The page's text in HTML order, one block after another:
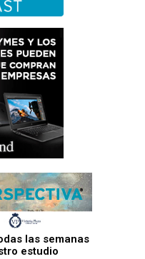
las semanas
estudio